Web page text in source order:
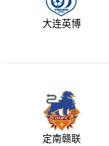
大连英博
定南赣联